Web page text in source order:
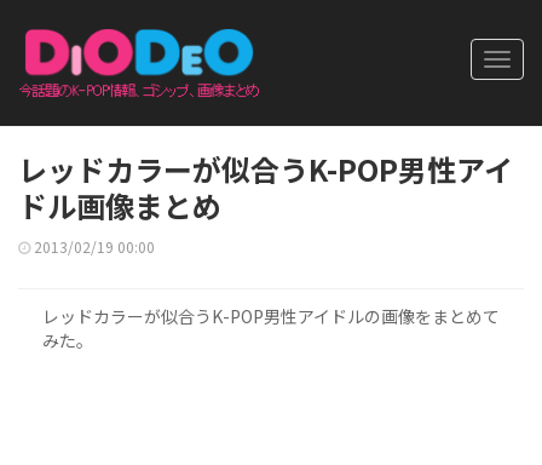
レッドカラーが似合うK-POP男性アイ
ドル画像まとめ
2013/02/19 00:00
レッドカラーが似合うK-POP男性アイドルの画像をまとめて
みた。